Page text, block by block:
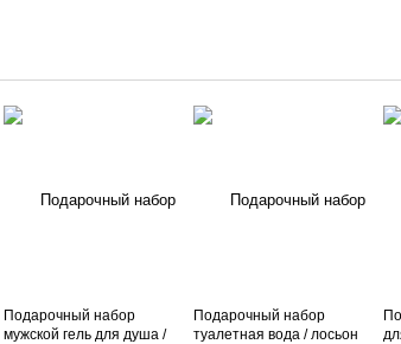
Подарочный набор
мужской гель для душа /
Подарочный набор
туалетная вода / лосьон